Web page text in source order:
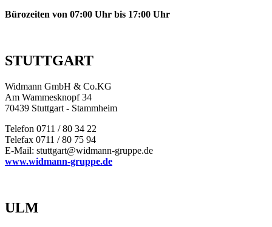
Bürozeiten von 07:00 Uhr bis 17:00 Uhr
STUTTGART
Widmann GmbH & Co.KG
Am Wammesknopf 34
70439 Stuttgart - Stammheim
Telefon 0711 / 80 34 22
Telefax 0711 / 80 75 94
E-Mail: stuttgart@widmann-gruppe.de
www.widmann-gruppe.de
ULM